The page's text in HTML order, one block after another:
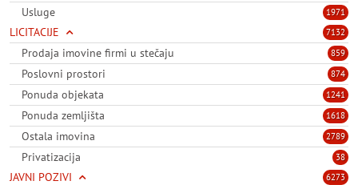
1971
Usluge
7132
LICITACIJE
859
Prodaja imovine firmi u stečaju
874
Poslovni prostori
1241
Ponuda objekata
1618
Ponuda zemljišta
2789
Ostala imovina
38
Privatizacija
6273
JAVNI POZIVI